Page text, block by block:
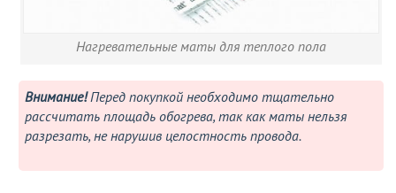
Нагревательные маты для теплого пола
Внимание!Перед покупкой необходимо тщательно
рассчитать площадь обогрева, так как маты нельзя
разрезать, не нарушив целостность провода.